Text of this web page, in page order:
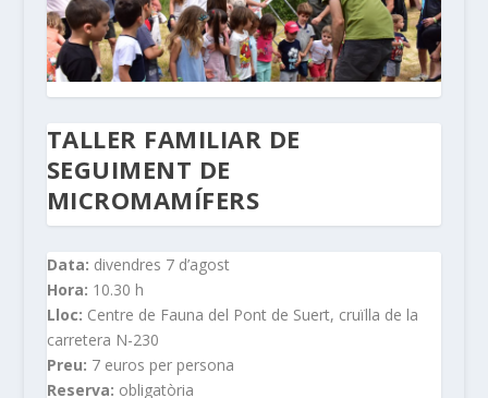
TALLER FAMILIAR DE
SEGUIMENT DE
MICROMAMÍFERS
Data: divendres 7 d’agost
Hora: 10.30 h
Lloc: Centre de Fauna del Pont de Suert, cruïlla de la
carretera N-230
Preu: 7 euros per persona
Reserva: obligatòria